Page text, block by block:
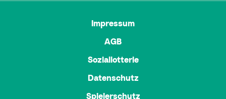
Impressum
AGB
Soziallotterie
Datenschutz
Spielerschutz